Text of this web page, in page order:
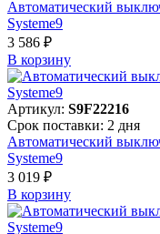
Автоматический
Systeme9
3 586 ₽
В корзинy
Артикул: S9F22216
Срок поставки: 2 дня
Автоматический
Systeme9
3 019 ₽
В корзинy